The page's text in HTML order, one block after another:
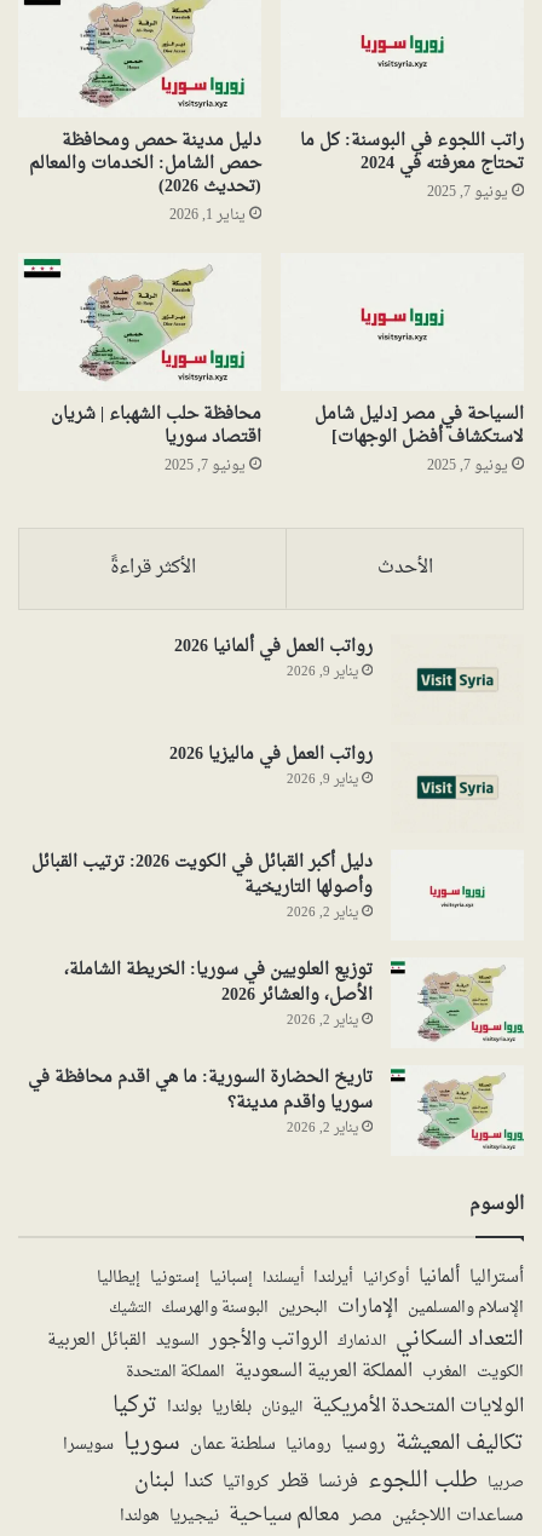
راتب اللجوء في البوسنة: كل ما
تحتاج معرفته في 2024
يونيو 7, 2025
دليل مدينة حمص ومحافظة
حمص الشامل: الخدمات والمعالم
(تحديث 2026)
يناير 1, 2026
السياحة في مصر [دليل شامل
لاستكشاف أفضل الوجهات]
يونيو 7, 2025
محافظة حلب الشهباء | شريان
اقتصاد سوريا
يونيو 7, 2025
الأحدث الأكثر قراءةً
رواتب العمل في ألمانيا 2026
يناير 9, 2026
رواتب العمل في ماليزيا 2026
يناير 9, 2026
دليل أكبر القبائل في الكويت 2026: ترتيب القبائل
وأصولها التاريخية
يناير 2, 2026
توزيع العلويين في سوريا: الخريطة الشاملة،
الأصل، والعشائر 2026
يناير 2, 2026
تاريخ الحضارة السورية: ما هي اقدم محافظة في
سوريا واقدم مدينة؟
يناير 2, 2026
الوسوم
أستراليا ألمانيا أوكرانيا أيرلندا أيسلندا إسبانيا إستونيا إيطاليا
الإسلام والمسلمين الإمارات البحرين البوسنة والهرسك التشيك
التعداد السكاني الدنمارك الرواتب والأجور السويد القبائل العربية
الكويت المغرب المملكة العربية السعودية المملكة المتحدة
الولايات المتحدة الأمريكية اليونان بلغاريا بولندا تركيا
تكاليف المعيشة روسيا رومانيا سلطنة عمان سوريا سويسرا
صربيا طلب اللجوء فرنسا قطر كرواتيا كندا لبنان
مساعدات اللاجئين مصر معالم سياحية نيجيريا هولندا